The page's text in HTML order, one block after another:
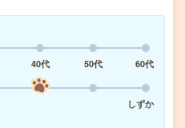
40代 50代
60代
しずか